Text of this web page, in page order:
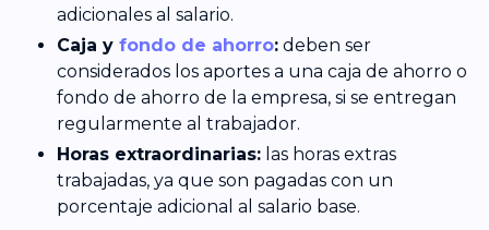
adicionales al salario.
Caja y fondo de ahorro: deben ser
considerados los aportes a una caja de ahorro o
fondo de ahorro de la empresa, si se entregan
regularmente al trabajador.
Horas extraordinarias: las horas extras
trabajadas, ya que son pagadas con un
porcentaje adicional al salario base.